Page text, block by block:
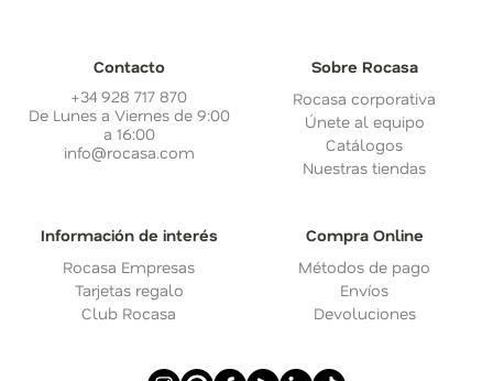
Contacto
+34 928 717 870
De Lunes a Viernes de 9:00
a 16:00
info@rocasa.com
Sobre Rocasa
Rocasa corporativa
Únete al equipo
Catálogos
Nuestras tiendas
Información de interés
Rocasa Empresas
Tarjetas regalo
Club Rocasa
Compra Online
Métodos de pago
Envíos
Devoluciones